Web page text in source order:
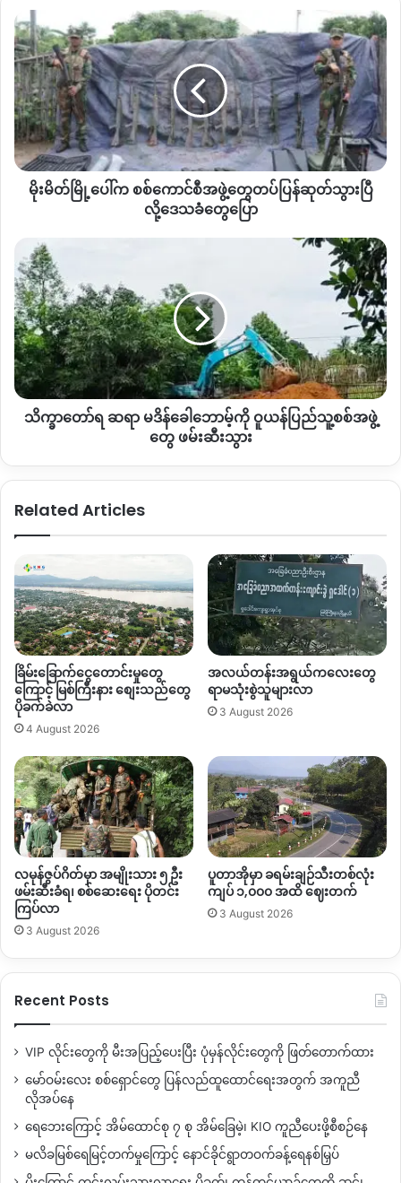
ဒေသခံတွေပြောပြချက်အရ မနေ့ကအထိဖမ်းဆီးခံရတဲ့
လူငယ် ၅၀ ဦးခန့်ရှိပြီလို့သိရပြီး အဲ့ဒီလူငယ်တွေကို ငွေနဲ့ပြန်
ရွေးထုတ်ခွင့်မပေးသလို လတ်တလောမိဘတွေနဲ့လည်းတွေ့ခွင့်မ
ပေးသေးဘူးလို့ ဆိုပါတယ်။
အထက်ဖော်ပြပါစစ်ဆေးရေးဂိတ်တွေမှာ လူငယ်တွေကိုဖမ်းဆီး
တာ လမ်းသွားလမ်းလာတွေကို စစ်ဆေးမေးမြန်းတာ မသင်္ကာတဲ့သူ
တွေကိုလက်ကိုင်ဖုန်းစစ်ဆေးတာတွေကြောင့် ဒီရက်ပိုင်းနန့်မွန်းမြိို့
ထဲမှာ
အသွားအလာလည်းပါးနေတယ်လို့သိရပါတယ်။
နန့်မွန်းမြို့ခံပြည်သူ ဇွန်လ ဒုတိယ
အပတ်က
ဝှေလုံ၊ချောင်းဝ ၊
ညောင်ပင်ရွာတွေထဲက စစ်ကောင်စီတပ်စခန်းတွေကိုဝင်ရောက်
တိုက်ခိုက်သိမ်းပိုက်ကတည်းက ကြိုတင်တိမ်းရှောင်သွားကြတာဖြစ်
ပါတယ်။
SNA တပ်တွေနဲ့ စစ်ကောင်စီတပ်တွေဟာ အင်းတော်ကြီးဒေသထဲ
ဝှေလုံ ၊ချောင်းဝ၊ညောင်ပင်
တပ်စခန်းတွေသိမ်းပိုက်ခံရပြီး
နောက်
တတိယပတ်ကတည်းကနေ နန့်မွန်းမြို့ထဲအင်အား
အလုံးအရင်းနဲ့တပ်ထိုင်လာတာ
ဖြစ်ပါတယ်။
Copy URL
မိုး
မိတ်
မြို့
ပေါ်
က စစ်
ကောင်စီ
အဖွဲ့
တွေ
တပ်
ပြန်
ဆုတ်
လို့
ဒေသခံ
တွေ
ပြော
မိုးမိတ်မြို့ပေါ်က စစ်ကောင်စီအဖွဲ့တွေတပ်ပြန်ဆုတ်သွားပြီ
လို့ဒေသခံတွေပြော
သိက္ခာတော်ရ
ဆရာ
မ
ဒိန်
ခေါ
ဘော
မ့်
ကို
ဝူ
ယန်
ပြည်သူ့စစ်
သွား
သိက္ခာတော်ရ ဆရာ မဒိန်ခေါဘောမ့်ကို ဝူယန်ပြည်သူ့စစ်အဖွဲ့
တွေ ဖမ်းဆီးသွား
Related Articles
ခြိမ်းခြောက်ငွေတောင်းမှုတွေ
ကြောင့် မြစ်ကြီးနား စျေးသည်တွေ
ပိုခက်ခဲလာ
4 August 2026
အလယ်တန်းအရွယ်ကလေးတွေ
ရာမသုံးစွဲသူများလာ
3 August 2026
လမုန်ဇွပ်ဂိတ်မှာ အမျိုးသား ၅ ဦး
ဖမ်းဆီးခံရ၊ စစ်ဆေးရေး ပိုတင်း
ကြပ်လာ
3 August 2026
ပူတာအိုမှာ ခရမ်းချဉ်သီးတစ်လုံး
ကျပ် ၁,၀၀၀ အထိ ဈေးတက်
3 August 2026
Recent Posts
VIP လိုင်းတွေကို မီးအပြည့်ပေးပြီး ပုံမှန်လိုင်းတွေကို ဖြတ်တောက်ထား
မော်ဝမ်းလေး စစ်ရှောင်တွေ ပြန်လည်ထူထောင်ရေးအတွက် အကူညီ
လိုအပ်နေ
ရေဘေးကြောင့် အိမ်ထောင်စု ၇ စု အိမ်ခြေမဲ့၊ KIO ကူညီပေးဖို့စီစဉ်နေ
မလိခမြစ်ရေမြင့်တက်မှုကြောင့် နောင်ခိုင်ရွာတဝက်ခန့်ရေနစ်မြှပ်